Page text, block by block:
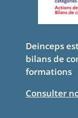
Deinceps
bilans de
formations
Consulter